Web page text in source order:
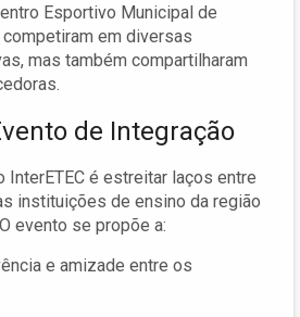
Esportivo Municipal de
em diversas
mas também compartilharam
de Integração
InterETEC é estreitar laços entre
instituições de ensino da região
evento se propõe a:
e amizade entre os